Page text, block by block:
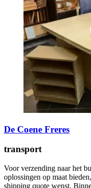
De Coene Freres
transport
Voor verzending naar het
oplossingen op maat
shipping quote wenst.